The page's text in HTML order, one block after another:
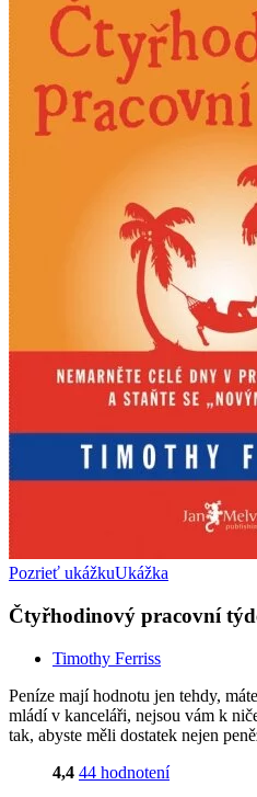
Pozrieť ukážkuUkážka
Čtyřhodinový pracovní
Timothy Ferriss
Peníze mají hodnotu jen tehdy,
mládí v kanceláři, nejsou vám k
tak, abyste měli dostatek nejen
4,4 44 hodnotení